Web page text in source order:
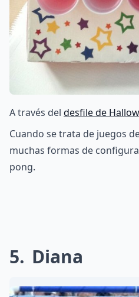
A través del desfile de
Cuando se trata de juegos
muchas formas de
pong.
5 Diana